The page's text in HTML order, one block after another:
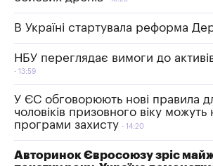
В Україні стартувала реформа
НБУ переглядає вимоги до
13:59
У ЄС обговорюють нові правила
чоловіків призовного віку
програми захисту
14:20
Авторинок Євросоюзу зріс